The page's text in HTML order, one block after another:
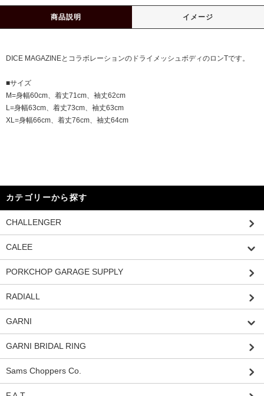
商品説明 イメージ
DICE MAGAZINEとコラボレーションのドライメッシュボディのロンTです。
■サイズ
M=身幅60cm、着丈71cm、袖丈62cm
L=身幅63cm、着丈73cm、袖丈63cm
XL=身幅66cm、着丈76cm、袖丈64cm
カテゴリーから探す
CHALLENGER
CALEE
PORKCHOP GARAGE SUPPLY
RADIALL
GARNI
GARNI BRIDAL RING
Sams Choppers Co.